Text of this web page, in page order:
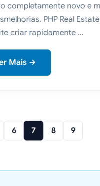
completamente novo e
PHP Real
criar rapidamente ...
Mais →
6 7 8 9